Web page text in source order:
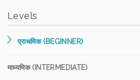
Levels
प्राथमिक (BEGINNER)
माध्यमिक (INTERMEDIATE)